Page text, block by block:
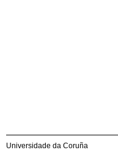
Universidade da Coruña